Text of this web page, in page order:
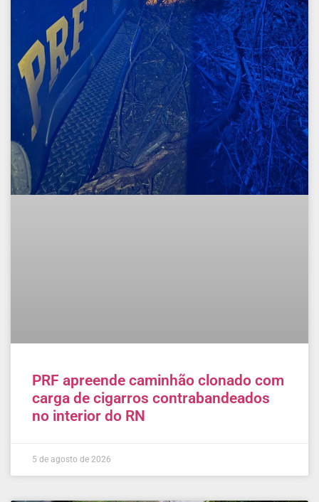
PRF apreende caminhão clonado com
carga de cigarros contrabandeados
no interior do RN
5 de agosto de 2026